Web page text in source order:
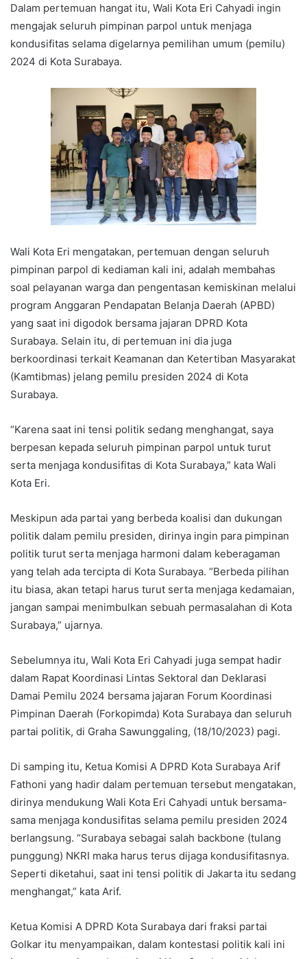
Dalam pertemuan hangat itu, Wali Kota Eri Cahyadi ingin
mengajak seluruh pimpinan parpol untuk menjaga
kondusifitas selama digelarnya pemilihan umum (pemilu)
2024 di Kota Surabaya.
Wali Kota Eri mengatakan, pertemuan dengan seluruh
pimpinan parpol di kediaman kali ini, adalah membahas
soal pelayanan warga dan pengentasan kemiskinan melalui
program Anggaran Pendapatan Belanja Daerah (APBD)
yang saat ini digodok bersama jajaran DPRD Kota
Surabaya. Selain itu, di pertemuan ini dia juga
berkoordinasi terkait Keamanan dan Ketertiban Masyarakat
(Kamtibmas) jelang pemilu presiden 2024 di Kota
Surabaya.
“Karena saat ini tensi politik sedang menghangat, saya
berpesan kepada seluruh pimpinan parpol untuk turut
serta menjaga kondusifitas di Kota Surabaya,” kata Wali
Kota Eri.
Meskipun ada partai yang berbeda koalisi dan dukungan
politik dalam pemilu presiden, dirinya ingin para pimpinan
politik turut serta menjaga harmoni dalam keberagaman
yang telah ada tercipta di Kota Surabaya. “Berbeda pilihan
itu biasa, akan tetapi harus turut serta menjaga kedamaian,
jangan sampai menimbulkan sebuah permasalahan di Kota
Surabaya,” ujarnya.
Sebelumnya itu, Wali Kota Eri Cahyadi juga sempat hadir
dalam Rapat Koordinasi Lintas Sektoral dan Deklarasi
Damai Pemilu 2024 bersama jajaran Forum Koordinasi
Pimpinan Daerah (Forkopimda) Kota Surabaya dan seluruh
partai politik, di Graha Sawunggaling, (18/10/2023) pagi.
Di samping itu, Ketua Komisi A DPRD Kota Surabaya Arif
Fathoni yang hadir dalam pertemuan tersebut mengatakan,
dirinya mendukung Wali Kota Eri Cahyadi untuk bersama-
sama menjaga kondusifitas selama pemilu presiden 2024
berlangsung. “Surabaya sebagai salah backbone (tulang
punggung) NKRI maka harus terus dijaga kondusifitasnya.
Seperti diketahui, saat ini tensi politik di Jakarta itu sedang
menghangat,” kata Arif.
Ketua Komisi A DPRD Kota Surabaya dari fraksi partai
Golkar itu menyampaikan, dalam kontestasi politik kali ini